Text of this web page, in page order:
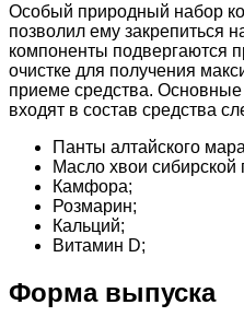
Особый природный набор
позволил ему закрепиться
компоненты подвергаются
очистке для получения
приеме средства.
входят в состав средства
Панты алтайского
Масло хвои сибирской
Камфора;
Розмарин;
Кальций;
Витамин D;
Форма выпуска